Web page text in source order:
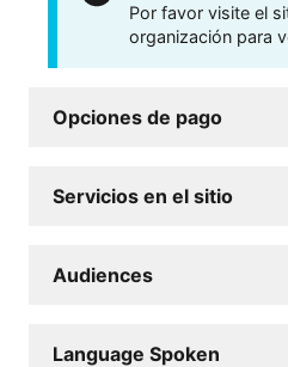
Por favor visite el
organización para
Opciones de pago
Servicios en el sitio
Audiences
Language Spoken